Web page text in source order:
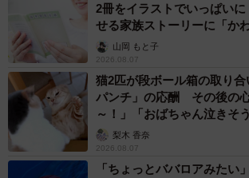
2冊をイラストでいっぱい
せる家族ストーリーに「か
山岡 もと子
2026.08.07
猫2匹が段ボール箱の取り
パンチ」の応酬 その後の
～！」「おばちゃん泣きそ
梨木 香奈
2026.08.07
「ちょっとババロアみたい